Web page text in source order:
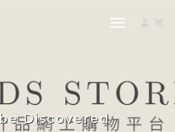
toggle
Discovered